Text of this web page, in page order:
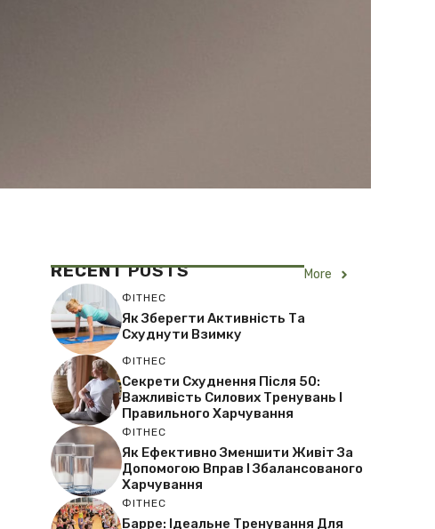
RECENTPOSTS More
ФІТНЕС
Як Зберегти Активність Та
Схуднути Взимку
ФІТНЕС
Секрети Схуднення Після 50:
Важливість Силових Тренувань І
Правильного Харчування
ФІТНЕС
Як Ефективно Зменшити Живіт За
Допомогою Вправ І Збалансованого
Харчування
ФІТНЕС
Барре: Ідеальне Тренування Для